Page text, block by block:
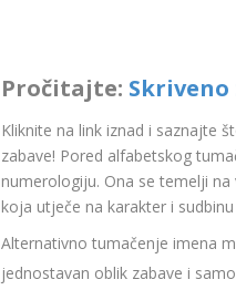
Pročitajte:
Kliknite na link iznad i saznajte
zabave! Pored alfabetskog
numerologiju. Ona se temelji
koja utječe na karakter i
Alternativno tumačenje imena
jednostavan oblik zabave i